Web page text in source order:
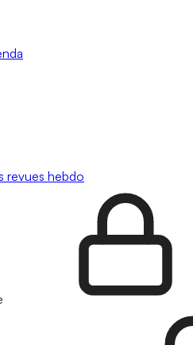
revues hebdo